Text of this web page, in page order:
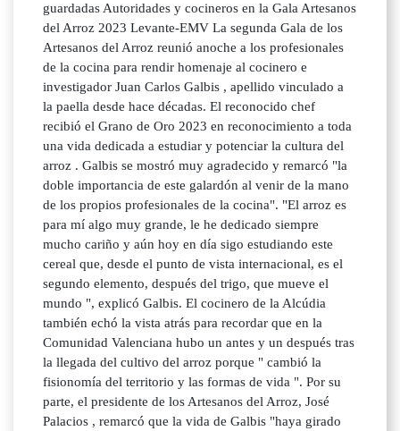
guardadas Autoridades y cocineros en la Gala Artesanos
del Arroz 2023 Levante-EMV La segunda Gala de los
Artesanos del Arroz reunió anoche a los profesionales
de la cocina para rendir homenaje al cocinero e
investigador Juan Carlos Galbis , apellido vinculado a
la paella desde hace décadas. El reconocido chef
recibió el Grano de Oro 2023 en reconocimiento a toda
una vida dedicada a estudiar y potenciar la cultura del
arroz . Galbis se mostró muy agradecido y remarcó "la
doble importancia de este galardón al venir de la mano
de los propios profesionales de la cocina". "El arroz es
para mí algo muy grande, le he dedicado siempre
mucho cariño y aún hoy en día sigo estudiando este
cereal que, desde el punto de vista internacional, es el
segundo elemento, después del trigo, que mueve el
mundo ", explicó Galbis. El cocinero de la Alcúdia
también echó la vista atrás para recordar que en la
Comunidad Valenciana hubo un antes y un después tras
la llegada del cultivo del arroz porque " cambió la
fisionomía del territorio y las formas de vida ". Por su
parte, el presidente de los Artesanos del Arroz, José
Palacios , remarcó que la vida de Galbis "haya girado